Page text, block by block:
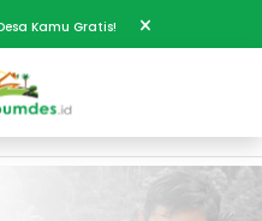
Kamu Gratis!